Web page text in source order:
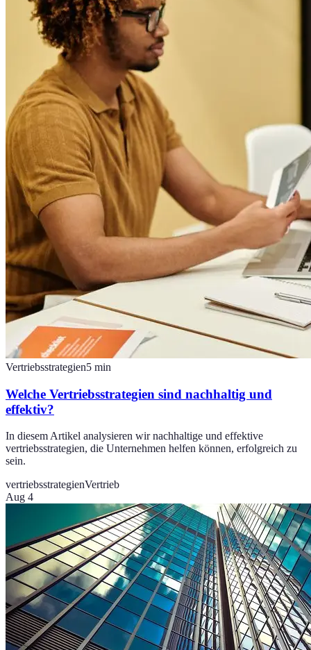
Vertriebsstrategien5 min
Welche Vertriebsstrategien sind nachhaltig und
effektiv?
In diesem Artikel analysieren wir nachhaltige und effektive
vertriebsstrategien, die Unternehmen helfen können, erfolgreich zu
sein.
vertriebsstrategienVertrieb
Aug 4